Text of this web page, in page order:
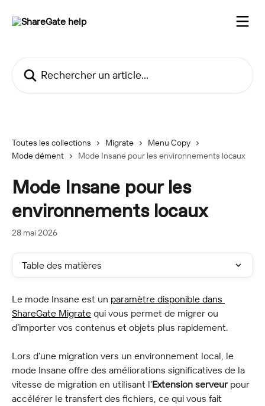
Toutes les collections Migrate
Menu Copy
Mode dément
Mode Insane pour les environnements locaux
Mode Insane pour les
environnements locaux
28 mai 2026
Table des matières
Le mode Insane est un paramètre disponible dans
ShareGate Migrate qui vous permet de migrer ou
d’importer vos contenus et objets plus rapidement.
Lors d’une migration vers un environnement local, le
mode Insane offre des améliorations significatives de la
vitesse de migration en utilisant l’Extension serveur pour
accélérer le transfert des fichiers, ce qui vous fait